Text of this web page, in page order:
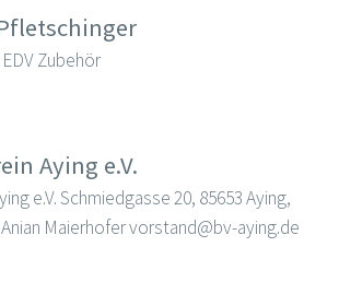
Zubehör
Aying e.V.
e.V. Schmiedgasse 20, 85653 Aying,
Maierhofer vorstand@bv-aying.de